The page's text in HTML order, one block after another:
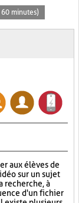
minutes)
aux élèves de
sur un sujet
recherche, à
d'un fichier